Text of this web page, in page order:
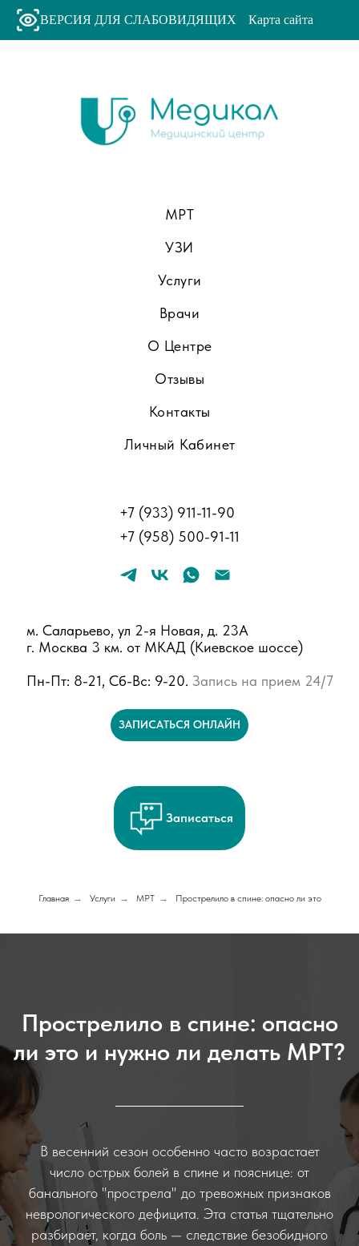
ВЕРСИЯ ДЛЯ СЛАБОВИДЯЩИХ Карта сайта
МРТ
УЗИ
Услуги
Врачи
О Центре
Отзывы
Контакты
Личный Кабинет
+7 (933) 911-11-90
+7 (958) 500-91-11
м. Саларьево, ул 2-я Новая, д. 23А
г. Москва 3 км. от МКАД (Киевское шоссе)
Пн-Пт: 8-21, Сб-Вс: 9-20. Запись на прием 24/7
ЗАПИСАТЬСЯ ОНЛАЙН
Записаться
Главная → Услуги → МРТ → Прострелило в спине: опасно ли это
Прострелило в спине: опасно
ли это и нужно ли делать МРТ?
В весенний сезон особенно часто возрастает
число острых болей в спине и пояснице: от
банального "прострела" до тревожных признаков
неврологического дефицита. Эта статья тщательно
разбирает, когда боль — следствие безобидного